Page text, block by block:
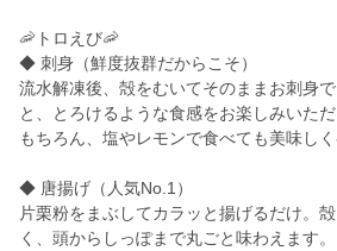
🦐トロえび🦐
◆ 刺身（鮮度抜群だからこそ）
流水解凍後、殻をむいてそのままお刺身
と、とろけるような食感をお楽しみいた
もちろん、塩やレモンで食べても美味しく
◆ 唐揚げ（人気No.1）
片栗粉をまぶしてカラッと揚げるだけ。
く、頭からしっぽまで丸ごと味わえます。